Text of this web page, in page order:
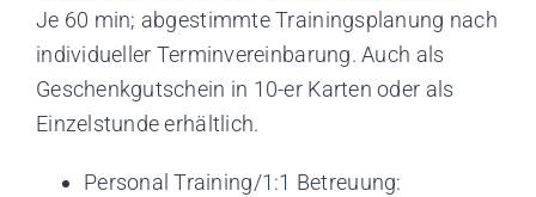
Je 60 min; abgestimmte Trainingsplanung nach
individueller Terminvereinbarung. Auch als
Geschenkgutschein in 10-er Karten oder als
Einzelstunde erhältlich.
Personal Training/1:1 Betreuung: